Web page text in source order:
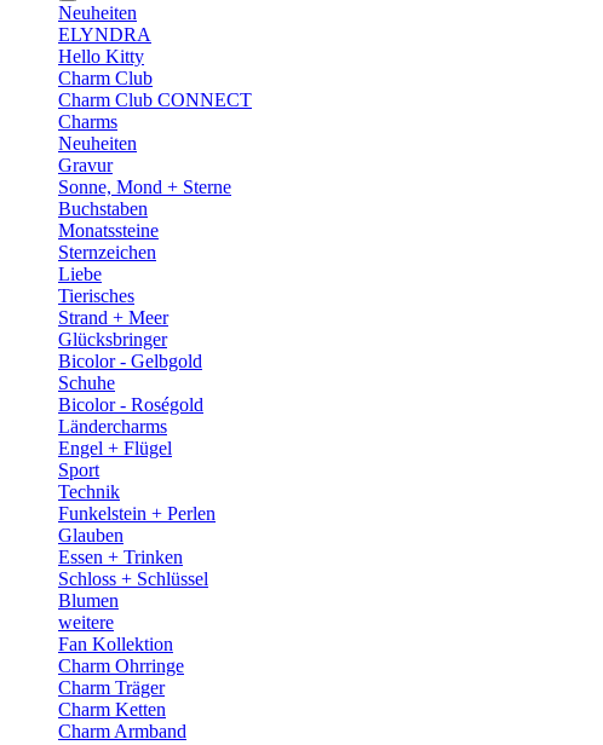
Neuheiten
ELYNDRA
Hello Kitty
Charm Club
Charm Club CONNECT
Charms
Neuheiten
Gravur
Sonne, Mond + Sterne
Buchstaben
Monatssteine
Sternzeichen
Liebe
Tierisches
Strand + Meer
Glücksbringer
Bicolor - Gelbgold
Schuhe
Bicolor - Roségold
Ländercharms
Engel + Flügel
Sport
Technik
Funkelstein + Perlen
Glauben
Essen + Trinken
Schloss + Schlüssel
Blumen
weitere
Fan Kollektion
Charm Ohrringe
Charm Träger
Charm Ketten
Charm Armband